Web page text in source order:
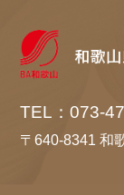
TEL：073-
〒640-8341 和